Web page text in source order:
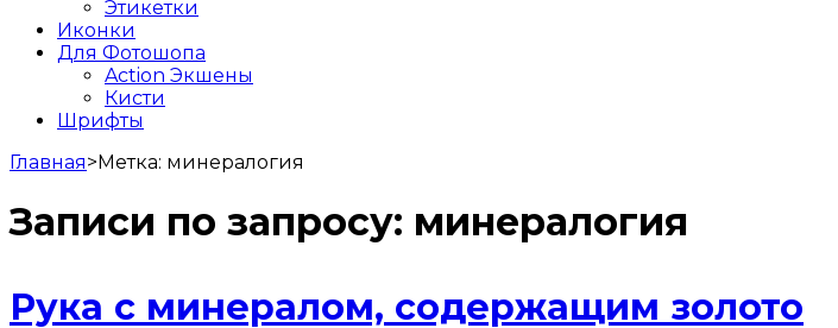
Этикетки
Иконки
Для Фотошопа
Action Экшены
Кисти
Шрифты
Главная>Метка: минералогия
Записи по запросу: минералогия
Рука с минералом, содержащим золото